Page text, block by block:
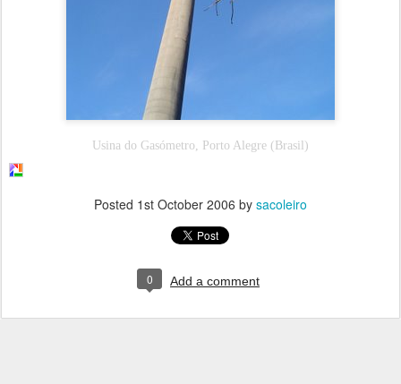
Usina do Gasómetro, Porto Alegre (Brasil)
Posted 1st October 2006 by sacoleiro
0 Add a comment